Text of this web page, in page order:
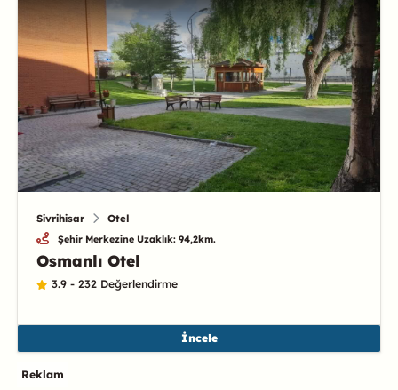
Sivrihisar Otel
Şehir Merkezine Uzaklık: 94,2km.
Osmanlı Otel
3.9 - 232 Değerlendirme
İncele
Reklam